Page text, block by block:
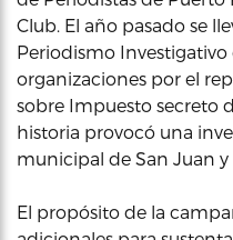
Club. El año pasado se
Periodismo
organizaciones por el
sobre Impuesto secreto
historia provocó una
municipal de San Juan
El propósito de la